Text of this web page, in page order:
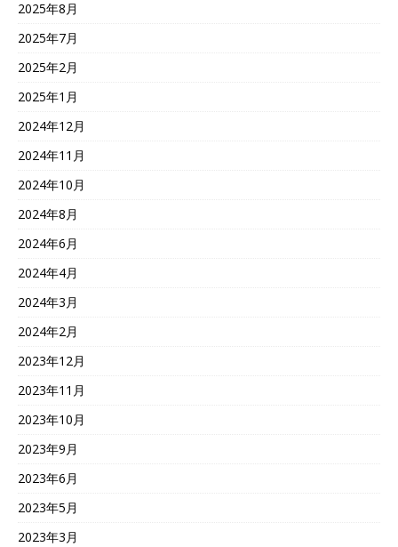
2025年8月
2025年7月
2025年2月
2025年1月
2024年12月
2024年11月
2024年10月
2024年8月
2024年6月
2024年4月
2024年3月
2024年2月
2023年12月
2023年11月
2023年10月
2023年9月
2023年6月
2023年5月
2023年3月